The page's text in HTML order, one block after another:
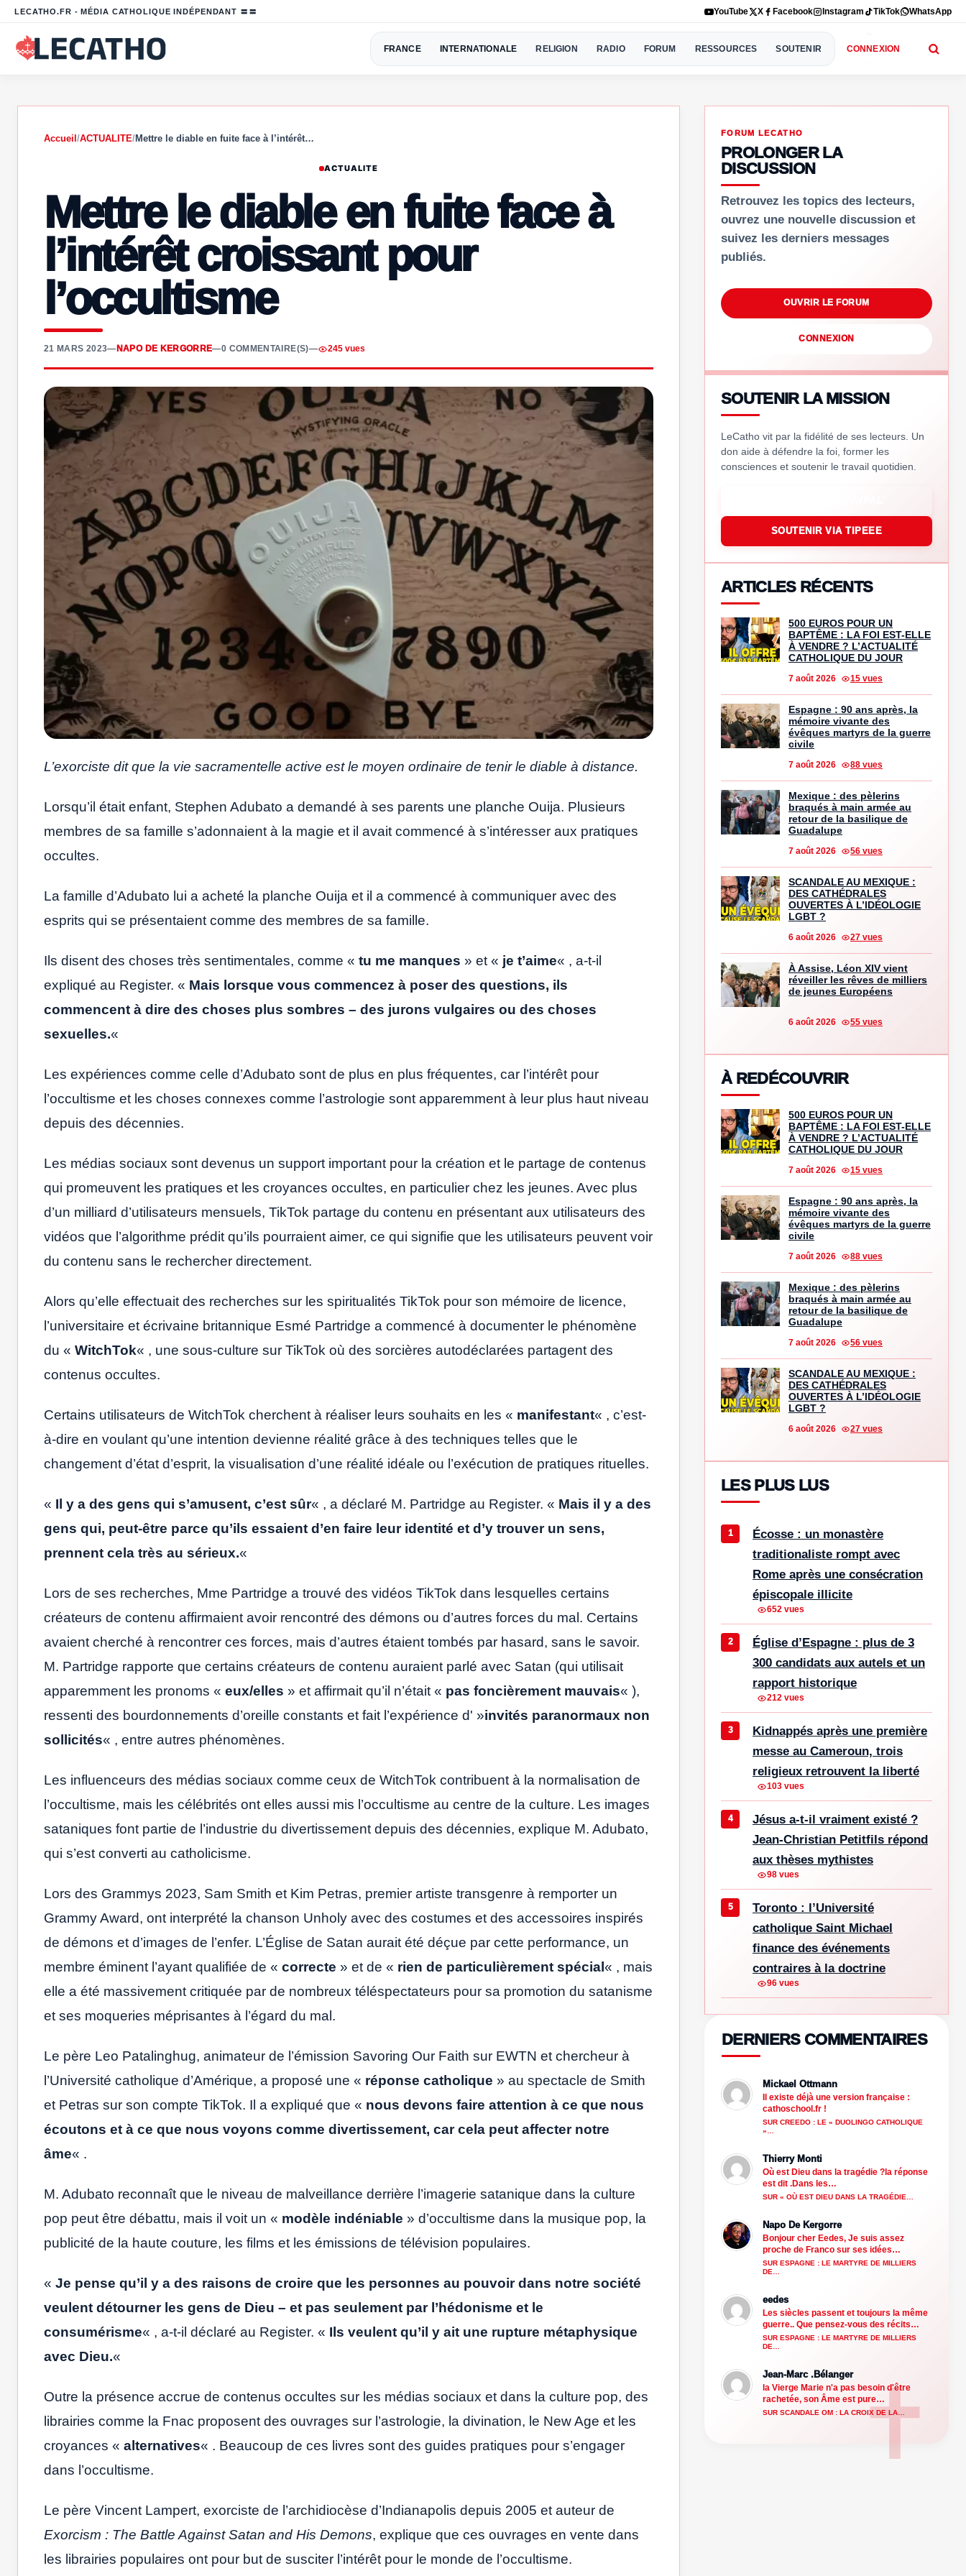
LECATHO.FR - MÉDIA CATHOLIQUE INDÉPENDANT 〓〓 YouTube X Facebook Instagram TikTok WhatsApp
FRANCE INTERNATIONALE RELIGION RADIO FORUM RESSOURCES SOUTENIR CONNEXION
Accueil /ACTUALITE/Mettre le diable en fuite face à l’intérêt…
ACTUALITE
Mettre le diable en fuite face à
l’intérêt croissant pour
l’occultisme
21 MARS 2023— NAPO DE KERGORRE—0 COMMENTAIRE(S)— 245 vues
L’exorciste dit que la vie sacramentelle active est le moyen ordinaire de tenir le diable à distance.
Lorsqu’il était enfant, Stephen Adubato a demandé à ses parents une planche Ouija. Plusieurs
membres de sa famille s’adonnaient à la magie et il avait commencé à s’intéresser aux pratiques
occultes.
La famille d’Adubato lui a acheté la planche Ouija et il a commencé à communiquer avec des
esprits qui se présentaient comme des membres de sa famille.
Ils disent des choses très sentimentales, comme « tu me manques » et « je t’aime« , a-t-il
expliqué au Register. « Mais lorsque vous commencez à poser des questions, ils
commencent à dire des choses plus sombres – des jurons vulgaires ou des choses
sexuelles.«
Les expériences comme celle d’Adubato sont de plus en plus fréquentes, car l’intérêt pour
l’occultisme et les choses connexes comme l’astrologie sont apparemment à leur plus haut niveau
depuis des décennies.
Les médias sociaux sont devenus un support important pour la création et le partage de contenus
qui promeuvent les pratiques et les croyances occultes, en particulier chez les jeunes. Avec plus
d’un milliard d’utilisateurs mensuels, TikTok partage du contenu en présentant aux utilisateurs des
vidéos que l’algorithme prédit qu’ils pourraient aimer, ce qui signifie que les utilisateurs peuvent voir
du contenu sans le rechercher directement.
Alors qu’elle effectuait des recherches sur les spiritualités TikTok pour son mémoire de licence,
l’universitaire et écrivaine britannique Esmé Partridge a commencé à documenter le phénomène
du « WitchTok« , une sous-culture sur TikTok où des sorcières autodéclarées partagent des
contenus occultes.
Certains utilisateurs de WitchTok cherchent à réaliser leurs souhaits en les « manifestant« , c’est-
à-dire en voulant qu’une intention devienne réalité grâce à des techniques telles que le
changement d’état d’esprit, la visualisation d’une réalité idéale ou l’exécution de pratiques rituelles.
« Il y a des gens qui s’amusent, c’est sûr« , a déclaré M. Partridge au Register. « Mais il y a des
gens qui, peut-être parce qu’ils essaient d’en faire leur identité et d’y trouver un sens,
prennent cela très au sérieux.«
Lors de ses recherches, Mme Partridge a trouvé des vidéos TikTok dans lesquelles certains
créateurs de contenu affirmaient avoir rencontré des démons ou d’autres forces du mal. Certains
avaient cherché à rencontrer ces forces, mais d’autres étaient tombés par hasard, sans le savoir.
M. Partridge rapporte que certains créateurs de contenu auraient parlé avec Satan (qui utilisait
apparemment les pronoms « eux/elles » et affirmait qu’il n’était « pas foncièrement mauvais« ),
ressenti des bourdonnements d’oreille constants et fait l’expérience d' »invités paranormaux non
sollicités« , entre autres phénomènes.
Les influenceurs des médias sociaux comme ceux de WitchTok contribuent à la normalisation de
l’occultisme, mais les célébrités ont elles aussi mis l’occultisme au centre de la culture. Les images
sataniques font partie de l’industrie du divertissement depuis des décennies, explique M. Adubato,
qui s’est converti au catholicisme.
Lors des Grammys 2023, Sam Smith et Kim Petras, premier artiste transgenre à remporter un
Grammy Award, ont interprété la chanson Unholy avec des costumes et des accessoires inspirés
de démons et d’images de l’enfer. L’Église de Satan aurait été déçue par cette performance, un
membre éminent l’ayant qualifiée de « correcte » et de « rien de particulièrement spécial « , mais
elle a été massivement critiquée par de nombreux téléspectateurs pour sa promotion du satanisme
et ses moqueries méprisantes à l’égard du mal.
Le père Leo Patalinghug, animateur de l’émission Savoring Our Faith sur EWTN et chercheur à
l’Université catholique d’Amérique, a proposé une « réponse catholique » au spectacle de Smith
et Petras sur son compte TikTok. Il a expliqué que « nous devons faire attention à ce que nous
écoutons et à ce que nous voyons comme divertissement, car cela peut affecter notre
âme« .
M. Adubato reconnaît que le niveau de malveillance derrière l’imagerie satanique dans la culture
pop peut être débattu, mais il voit un « modèle indéniable » d’occultisme dans la musique pop, la
publicité de la haute couture, les films et les émissions de télévision populaires.
« Je pense qu’il y a des raisons de croire que les personnes au pouvoir dans notre société
veulent détourner les gens de Dieu – et pas seulement par l’hédonisme et le
consumérisme« , a-t-il déclaré au Register. « Ils veulent qu’il y ait une rupture métaphysique
avec Dieu.«
Outre la présence accrue de contenus occultes sur les médias sociaux et dans la culture pop, des
librairies comme la Fnac proposent des ouvrages sur l’astrologie, la divination, le New Age et les
croyances « alternatives« . Beaucoup de ces livres sont des guides pratiques pour s’engager
dans l’occultisme.
Le père Vincent Lampert, exorciste de l’archidiocèse d’Indianapolis depuis 2005 et auteur de
Exorcism : The Battle Against Satan and His Demons, explique que ces ouvrages en vente dans
les librairies populaires ont pour but de susciter l’intérêt pour le monde de l’occultisme.
FORUM LECATHO
PROLONGER LA
DISCUSSION
Retrouvez les topics des lecteurs,
ouvrez une nouvelle discussion et
suivez les derniers messages
publiés.
OUVRIR LE FORUM
CONNEXION
SOUTENIR LA MISSION
LeCatho vit par la fidélité de ses lecteurs. Un
don aide à défendre la foi, former les
consciences et soutenir le travail quotidien.
SOUTENIR VIA TIPEEE
ARTICLES RÉCENTS
500 EUROS POUR UN
BAPTÊME : LA FOI EST-ELLE
À VENDRE ? L’ACTUALITÉ
CATHOLIQUE DU JOUR
7 août 2026 15 vues
Espagne : 90 ans après, la
mémoire vivante des
évêques martyrs de la guerre
civile
7 août 2026 88 vues
Mexique : des pèlerins
braqués à main armée au
retour de la basilique de
Guadalupe
7 août 2026 56 vues
SCANDALE AU MEXIQUE :
DES CATHÉDRALES
OUVERTES À L’IDÉOLOGIE
LGBT ?
6 août 2026 27 vues
À Assise, Léon XIV vient
réveiller les rêves de milliers
de jeunes Européens
6 août 2026 55 vues
À REDÉCOUVRIR
500 EUROS POUR UN
BAPTÊME : LA FOI EST-ELLE
À VENDRE ? L’ACTUALITÉ
CATHOLIQUE DU JOUR
7 août 2026 15 vues
Espagne : 90 ans après, la
mémoire vivante des
évêques martyrs de la guerre
civile
7 août 2026 88 vues
Mexique : des pèlerins
braqués à main armée au
retour de la basilique de
Guadalupe
7 août 2026 56 vues
SCANDALE AU MEXIQUE :
DES CATHÉDRALES
OUVERTES À L’IDÉOLOGIE
LGBT ?
6 août 2026 27 vues
LES PLUS LUS
Écosse : un monastère
traditionaliste rompt avec
Rome après une consécration
épiscopale illicite
652 vues
Église d’Espagne : plus de 3
300 candidats aux autels et un
rapport historique
212 vues
Kidnappés après une première
messe au Cameroun, trois
religieux retrouvent la liberté
103 vues
Jésus a-t-il vraiment existé ?
Jean-Christian Petitfils répond
aux thèses mythistes
98 vues
Toronto : l’Université
catholique Saint Michael
finance des événements
contraires à la doctrine
96 vues
DERNIERS COMMENTAIRES
Mickael Ottmann
Il existe déjà une version française :
cathoschool.fr !
SUR CREEDO : LE « DUOLINGO CATHOLIQUE
»…
Thierry Monti
Où est Dieu dans la tragédie ?la réponse
est dit .Dans les…
SUR « OÙ EST DIEU DANS LA TRAGÉDIE…
Napo De Kergorre
Bonjour cher Eedes, Je suis assez
proche de Franco sur ses idées…
SUR ESPAGNE : LE MARTYRE DE MILLIERS
DE…
eedes
Les siècles passent et toujours la même
guerre.. Que pensez-vous des récits…
SUR ESPAGNE : LE MARTYRE DE MILLIERS
DE…
Jean-Marc .Bélanger
la Vierge Marie n'a pas besoin d'être
rachetée, son Âme est pure…
SUR SCANDALE OM : LA CROIX DE LA…